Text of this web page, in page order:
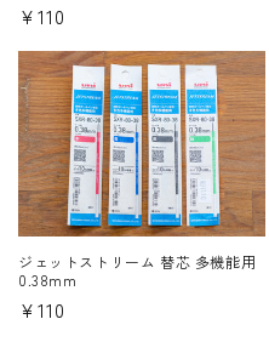
通
常
価
格
¥110
ジェットストリーム 替芯 多機能用
0.38mm
通
¥110